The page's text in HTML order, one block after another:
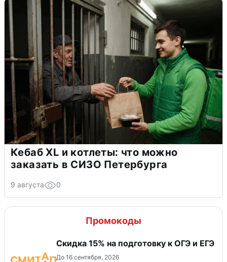
Кебаб XL и котлеты: что можно
заказать в СИЗО Петербурга
9 августа 0
Промокоды
Скидка 15% на подготовку к ОГЭ и ЕГЭ
До 16 сентября, 2026